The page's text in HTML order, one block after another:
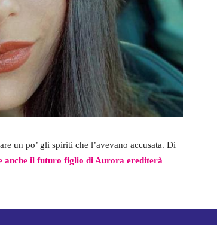
un po’ gli spiriti che l’avevano accusata. Di
anche il futuro figlio di Aurora erediterà